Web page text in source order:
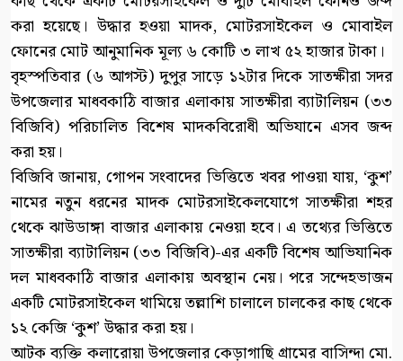
করা হয়েছে। উদ্ধার হওয়া মাদক, মোটরসাইকেল ও মোবাইল
ফোনের মোট আনুমানিক মূল্য ৬ কোটি ৩ লাখ ৫২ হাজার টাকা।
বৃহস্পতিবার (৬ আগস্ট) দুপুর সাড়ে ১২টার দিকে সাতক্ষীরা সদর
উপজেলার মাধবকাঠি বাজার এলাকায় সাতক্ষীরা ব্যাটালিয়ন (৩৩
বিজিবি) পরিচালিত বিশেষ মাদকবিরোধী অভিযানে এসব জব্দ
করা হয়।
বিজিবি জানায়, গোপন সংবাদের ভিত্তিতে খবর পাওয়া যায়, ‘কুশ’
নামের নতুন ধরনের মাদক মোটরসাইকেলযোগে সাতক্ষীরা শহর
থেকে ঝাউডাঙ্গা বাজার এলাকায় নেওয়া হবে। এ তথ্যের ভিত্তিতে
সাতক্ষীরা ব্যাটালিয়ন (৩৩ বিজিবি)-এর একটি বিশেষ আভিযানিক
দল মাধবকাঠি বাজার এলাকায় অবস্থান নেয়। পরে সন্দেহভাজন
একটি মোটরসাইকেল থামিয়ে তল্লাশি চালালে চালকের কাছ থেকে
১২ কেজি ‘কুশ’ উদ্ধার করা হয়।
আটক ব্যক্তি কলারোয়া উপজেলার কেড়াগাছি গ্রামের বাসিন্দা মো.